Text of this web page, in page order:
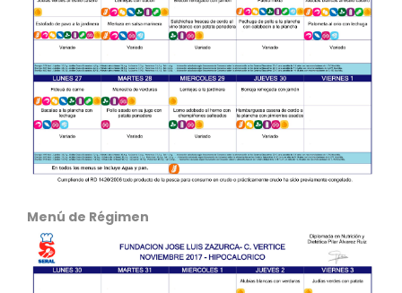
Menú de Régimen